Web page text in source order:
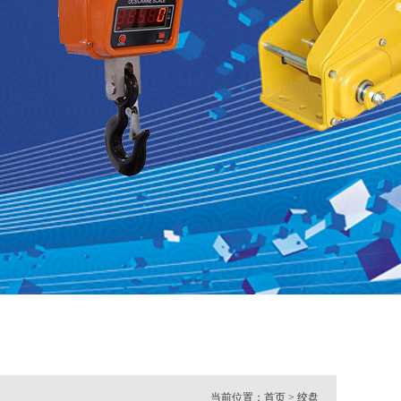
当前位置： 首页 > 绞盘